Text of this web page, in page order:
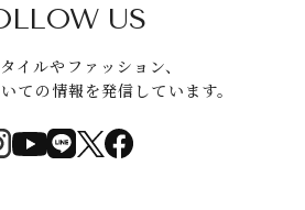
US
イルやファッション、
ての情報を発信しています。